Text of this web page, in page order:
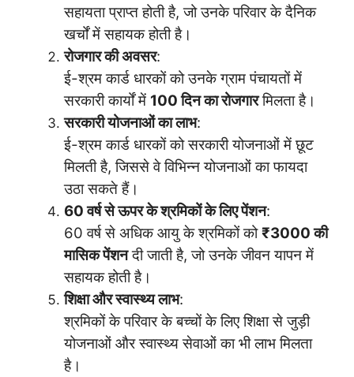
सहायता प्राप्त होती है, जो उनके परिवार के दैनिक
खर्चों में सहायक होती है।
रोजगार की अवसर:
ई-श्रम कार्ड धारकों को उनके ग्राम पंचायतों में
सरकारी कार्यों में 100 दिन का रोजगारमिलता है।
सरकारी योजनाओं का लाभ:
ई-श्रम कार्ड धारकों को सरकारी योजनाओं में छूट
मिलती है, जिससे वे विभिन्न योजनाओं का फायदा
उठा सकते हैं।
60 वर्ष से ऊपर के श्रमिकों के लिए पेंशन:
60 वर्ष से अधिक आयु के श्रमिकों को₹3000 की
मासिक पेंशनदी जाती है, जो उनके जीवन यापन में
सहायक होती है।
शिक्षा और स्वास्थ्य लाभ:
श्रमिकों के परिवार के बच्चों के लिए शिक्षा से जुड़ी
योजनाओं और स्वास्थ्य सेवाओं का भी लाभ मिलता
है।